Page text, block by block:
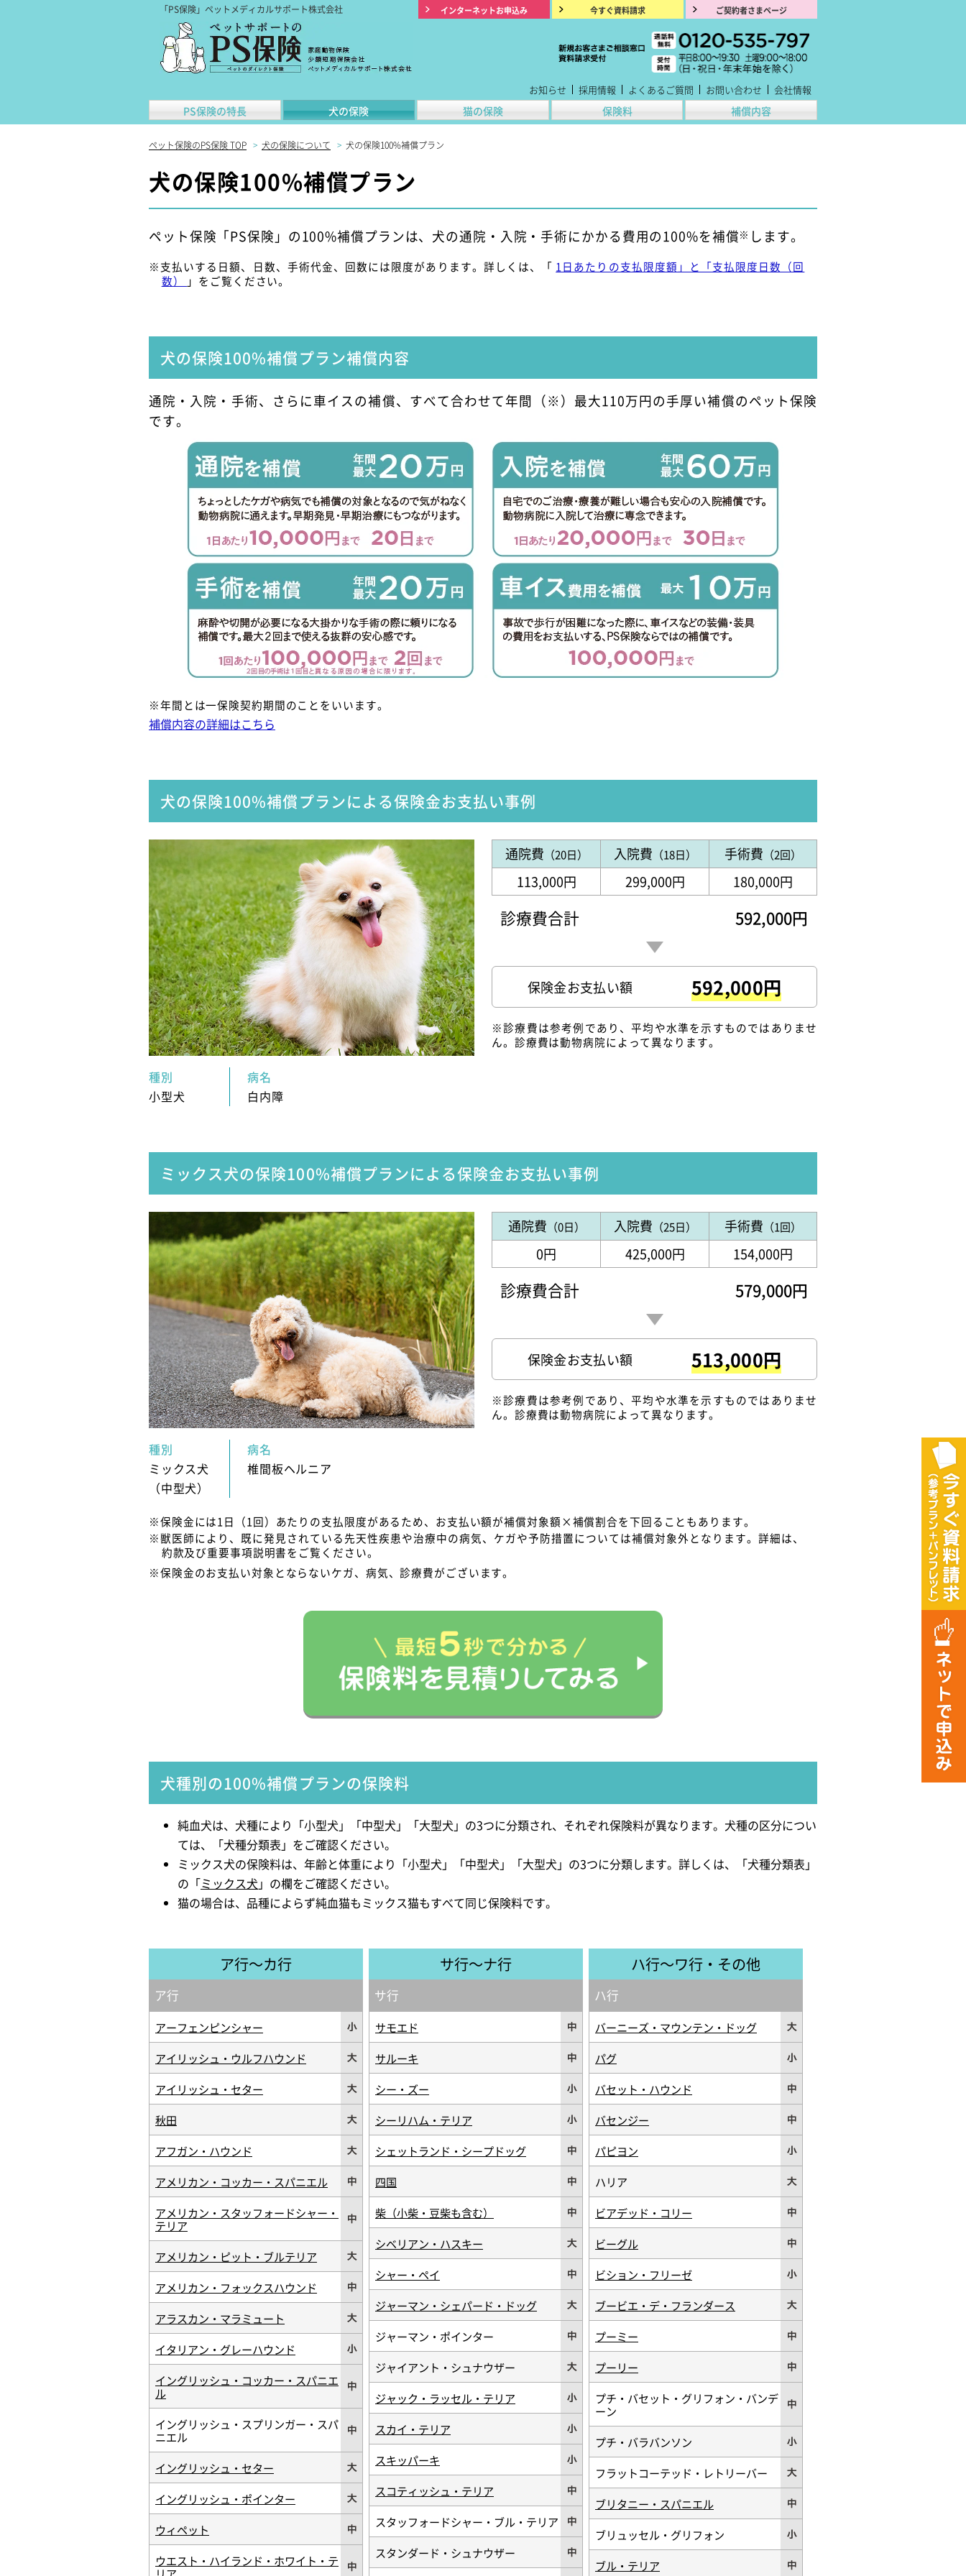
「PS保険」ペットメディカルサポート株式会社 インターネットお申込み 今すぐ資料請求 ご契約者さまページ
PS保険の特長 犬の保険 猫の保険 保険料 補償内容
お知らせ 採用情報 よくあるご質問 お問い合わせ 会社情報
ペット保険のPS保険 TOP > 犬の保険について > 犬の保険100%補償プラン
犬の保険100%補償プラン
ペット保険「PS保険」の100%補償プランは、犬の通院・入院・手術にかかる費用の100%を補償※ します。
※支払いする日額、日数、手術代金、回数には限度があります。詳しくは、「 1日あたりの支払限度額」と「支払限度日数（回
数）
」をご覧ください。
犬の保険100%補償プラン補償内容
通院・入院・手術、さらに車イスの補償、すべて合わせて年間（※）最大110万円の手厚い補償のペット保険
です。
※年間とは一保険契約期間のことをいいます。
補償内容の詳細はこちら
犬の保険100%補償プランによる保険金お支払い事例
種別
小型犬
病名
白内障
通院費 （20日） 入院費 （18日） 手術費 （2回）
113,000円 299,000円 180,000円
診療費合計 592,000円
保険金お支払い額 592,000円
※診療費は参考例であり、平均や水準を示すものではありませ
ん。診療費は動物病院によって異なります。
ミックス犬の保険100%補償プランによる保険金お支払い事例
種別
ミックス犬
（中型犬）
病名
椎間板ヘルニア
通院費 （0日） 入院費 （25日） 手術費 （1回）
0円 425,000円 154,000円
診療費合計 579,000円
保険金お支払い額 513,000円
※診療費は参考例であり、平均や水準を示すものではありませ
ん。診療費は動物病院によって異なります。
※保険金には1日（1回）あたりの支払限度があるため、お支払い額が補償対象額×補償割合を下回ることもあります。
※獣医師により、既に発見されている先天性疾患や治療中の病気、ケガや予防措置については補償対象外となります。詳細は、
約款及び重要事項説明書をご覧ください。
※保険金のお支払い対象とならないケガ、病気、診療費がございます。
犬種別の100%補償プランの保険料
純血犬は、犬種により「小型犬」「中型犬」「大型犬」の3つに分類され、それぞれ保険料が異なります。犬種の区分につい
ては、「犬種分類表」をご確認ください。
ミックス犬の保険料は、年齢と体重により「小型犬」「中型犬」「大型犬」の3つに分類します。詳しくは、「犬種分類表」
の「ミックス犬 」の欄をご確認ください。
猫の場合は、品種によらず純血猫もミックス猫もすべて同じ保険料です。
ア行～カ行
ア行
アーフェンピンシャー
アイリッシュ・ウルフハウンド
アイリッシュ・セター
秋田
アフガン・ハウンド
アメリカン・コッカー・スパニエル
アメリカン・スタッフォードシャー・
テリア
アメリカン・ピット・ブルテリア
アメリカン・フォックスハウンド
アラスカン・マラミュート
イタリアン・グレーハウンド
イングリッシュ・コッカー・スパニエ
ル
イングリッシュ・スプリンガー・スパ
ニエル
イングリッシュ・セター
イングリッシュ・ポインター
ウィペット
ウエスト・ハイランド・ホワイト・テ
サ行～ナ行
サ行
サモエド
サルーキ
シー・ズー
シーリハム・テリア
シェットランド・シープドッグ
四国
柴（小柴・豆柴も含む）
シベリアン・ハスキー
シャー・ペイ
ジャーマン・シェパード・ドッグ
ジャーマン・ポインター
ジャイアント・シュナウザー
ジャック・ラッセル・テリア
スカイ・テリア
スキッパーキ
スコティッシュ・テリア
スタッフォードシャー・ブル・テリア
スタンダード・シュナウザー
ハ行～ワ行・その他
ハ行
バーニーズ・マウンテン・ドッグ
パグ
バセット・ハウンド
バセンジー
パピヨン
ハリア
ビアデッド・コリー
ビーグル
ビション・フリーゼ
ブービエ・デ・フランダース
プーミー
プーリー
プチ・バセット・グリフォン・バンデ
ーン
プチ・バラバンソン
フラットコーテッド・レトリーバー
ブリタニー・スパニエル
ブリュッセル・グリフォン
ブル・テリア